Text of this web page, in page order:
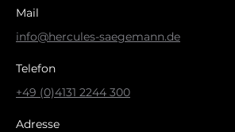
Mail
info@hercules-saegemann.de
Telefon
+49 (0)4131 2244 300
Adresse